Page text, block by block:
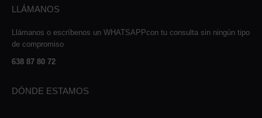
LLÁMANOS
Llámanos o escríbenos un WHATSAPPcon tu consulta sin ningún tipo
de compromiso
638 87 80 72
DÓNDE ESTAMOS